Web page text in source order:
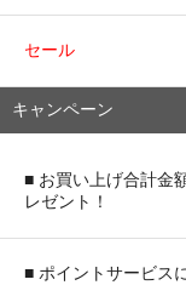
セール
キャンペーン
■ お買い上げ合計金
レゼント！
■ ポイントサービス